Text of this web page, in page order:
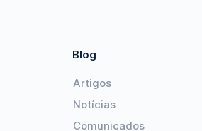
Blog
Artigos
Notícias
Comunicados